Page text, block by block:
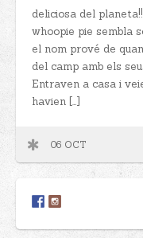
deliciosa del
whoopie pie sembla
el nom prové de
del camp amb els
Entraven a casa i
havien […]
06 OCT